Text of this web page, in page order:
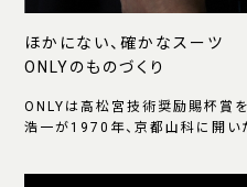
ほかにない、確かなスーツ
ONLYのものづくり
ONLYは高松宮技術奨励賜杯賞
浩一が1970年、京都山科に開い